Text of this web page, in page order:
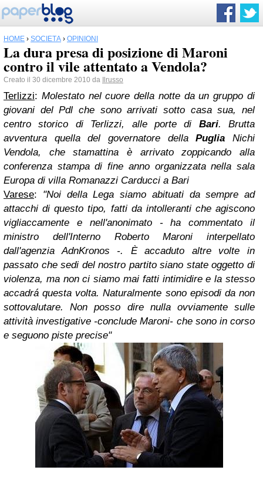
HOME › SOCIETÀ › OPINIONI
La dura presa di posizione di Maroni
contro il vile attentato a Vendola?
Creato il 30 dicembre 2010 da Ilrusso
Terlizzi: Molestato nel cuore della notte da un gruppo di
giovani del Pdl che sono arrivati sotto casa sua, nel
centro storico di Terlizzi, alle porte di Bari. Brutta
avventura quella del governatore dellaPuglia Nichi
Vendola, che stamattina è arrivato zoppicando alla
conferenza stampa di fine anno organizzata nella sala
Europa di villa Romanazzi Carducci a Bari
Varese: "Noi della Lega siamo abituati da sempre ad
attacchi di questo tipo, fatti da intolleranti che agiscono
vigliaccamente e nell'anonimato - ha commentato il
ministro dell'Interno Roberto Maroni interpellato
dall'agenzia AdnKronos -. È accaduto altre volte in
passato che sedi del nostro partito siano state oggetto di
violenza, ma non ci siamo mai fatti intimidire e la stesso
accadrá questa volta. Naturalmente sono episodi da non
sottovalutare. Non posso dire nulla ovviamente sulle
attività investigative -conclude Maroni- che sono in corso
e seguono piste precise"